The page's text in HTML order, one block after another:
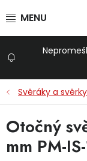
Stavba a
Svěráky a svěrky
Otočný
mm PM-